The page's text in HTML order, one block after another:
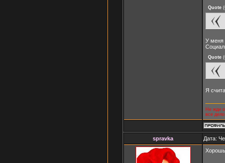
Quote (
У меня
Quote (
Я
Не жди
все
spravka
Дата: